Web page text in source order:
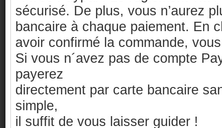
sécurisé. De plus, vous n’aurez
bancaire à chaque paiement. En
avoir confirmé la commande,
Si vous n´avez pas de compte
payerez
directement par carte bancaire
simple,
il suffit de vous laisser guider !